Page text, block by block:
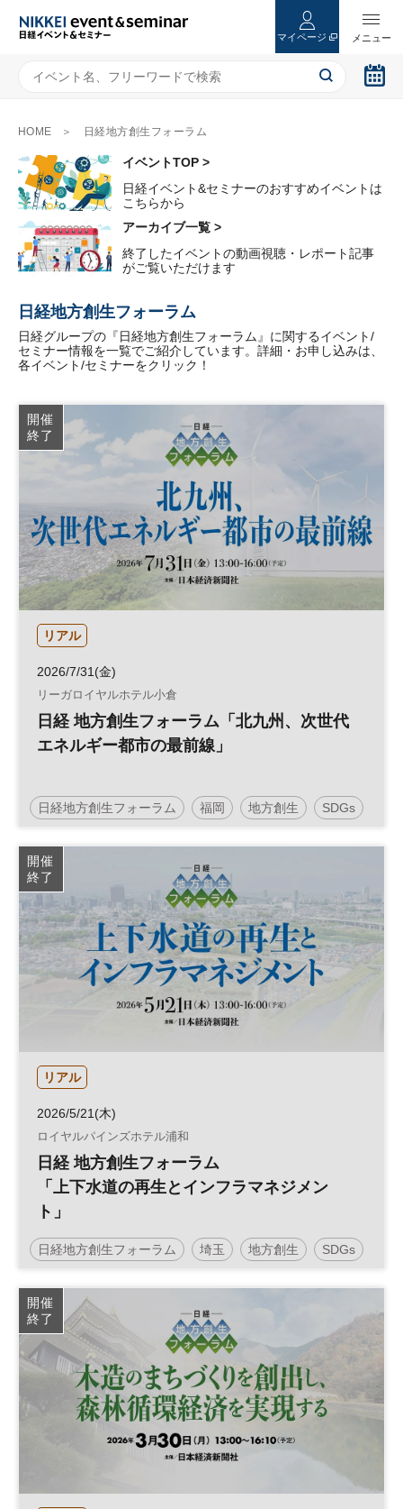
マイページ
HOME 日経地方創生フォーラム
イベントTOP >
日経イベント&セミナーのおすすめイベントは
こちらから
アーカイブ一覧 >
終了したイベントの動画視聴・レポート記事
がご覧いただけます
日経地方創生フォーラム
日経グループの『日経地方創生フォーラム』に関するイベント/
セミナー情報を一覧でご紹介しています。詳細・お申し込みは、
各イベント/セミナーをクリック！
開催
終了
リアル
2026/7/31(金)
リーガロイヤルホテル小倉
日経 地方創生フォーラム「北九州、次世代
エネルギー都市の最前線」
日経地方創生フォーラム 福岡 地方創生 SDGs
再生可能エネルギー
参加無料
開催
終了
リアル
2026/5/21(木)
ロイヤルパインズホテル浦和
日経 地方創生フォーラム
「上下水道の再生とインフラマネジメン
ト」
日経地方創生フォーラム 埼玉 地方創生 SDGs
インフラ 公共
参加無料
開催
終了